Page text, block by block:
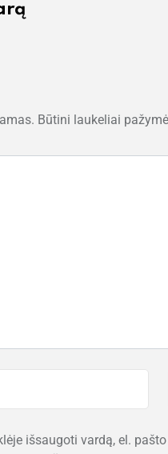
Būtini laukeliai
išsaugoti vardą, el.